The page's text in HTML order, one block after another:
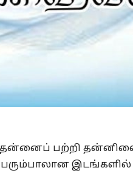
பற்றி
இடங்களில்